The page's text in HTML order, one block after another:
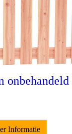
onbehandeld
Informatie